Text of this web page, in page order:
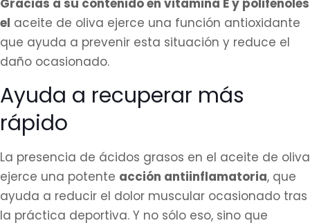
Gracias a su contenido en vitamina E y polifenoles
el aceite de oliva ejerce una función antioxidante
que ayuda a prevenir esta situación y reduce el
daño ocasionado.
Ayuda a recuperar más
rápido
La presencia de ácidos grasos en el aceite de oliva
ejerce una potente acción antiinflamatoria, que
ayuda a reducir el dolor muscular ocasionado tras
la práctica deportiva. Y no sólo eso, sino que